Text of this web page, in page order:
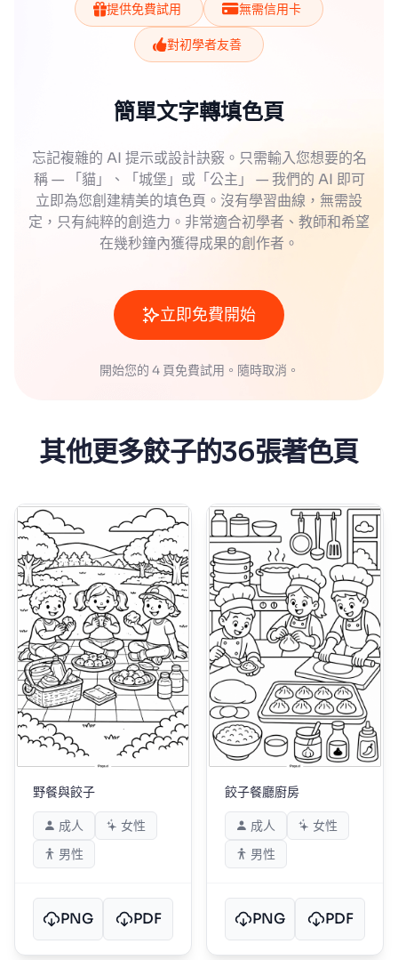
提供免費試用 無需信用卡
對初學者友善
簡單文字轉填色頁
忘記複雜的 AI 提示或設計訣竅。只需輸入您想要的名
稱 — 「貓」、「城堡」或「公主」 — 我們的 AI 即可
立即為您創建精美的填色頁。沒有學習曲線，無需設
定，只有純粹的創造力。非常適合初學者、教師和希望
在幾秒鐘內獲得成果的創作者。
立即免費開始
開始您的 4 頁免費試用。隨時取消。
其他更多餃子的36張著色頁
野餐與餃子
成人
女性
男性
PNG PDF
餃子餐廳廚房
成人
女性
男性
PNG PDF